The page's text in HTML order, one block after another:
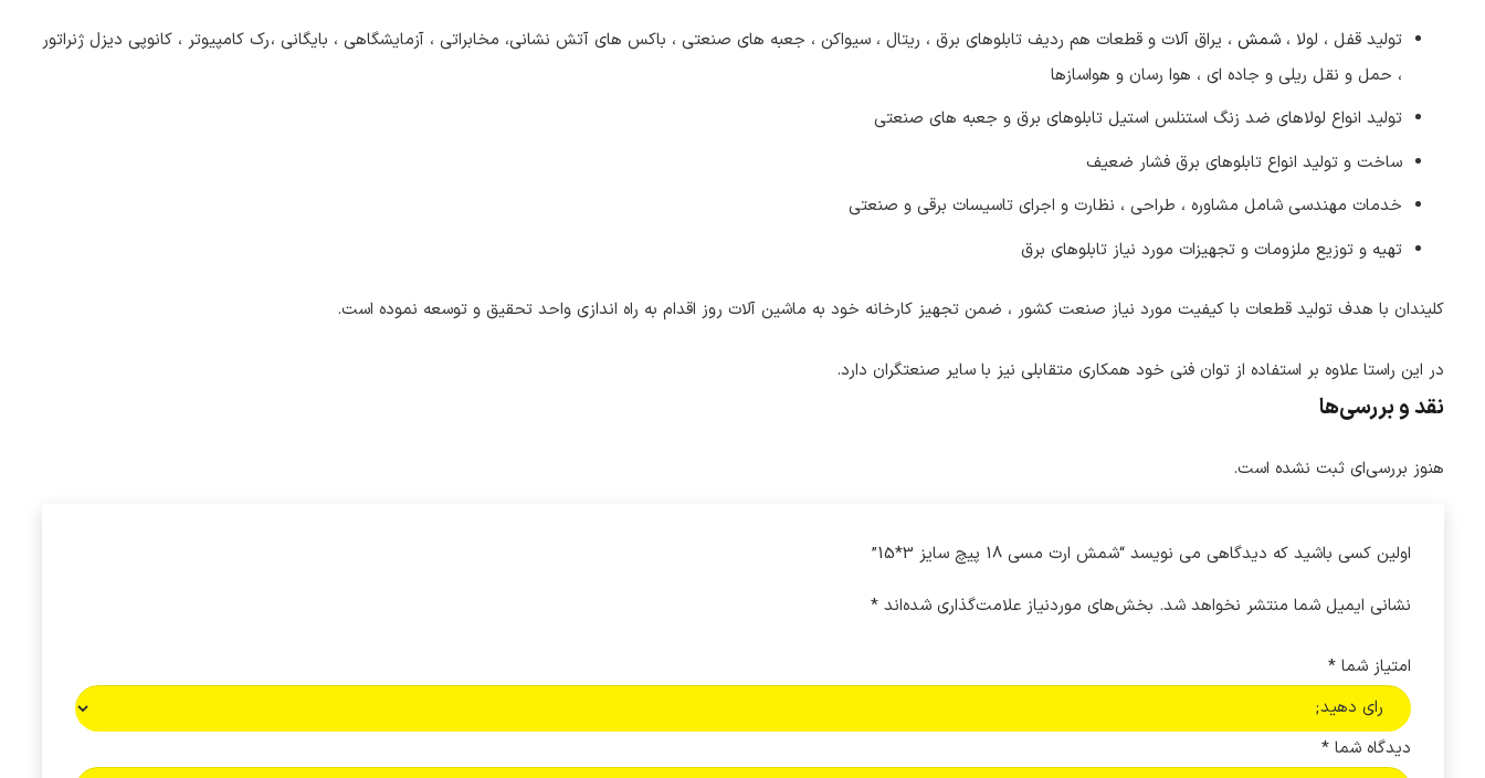
تولید قفل ، لولا ،شمش ، یراق آلات و قطعات هم ردیف تابلوهای برق ، ریتال ، سیواکن ، جعبه های صنعتی ، باکس های آتش نشانی، مخابراتی ، آزمایشگاهی ، بایگانی ،رک کامپیوتر ، کانوپی دیزل ژنراتور
، حمل و نقل ریلی و جاده ای ، هوا رسان و هواسازها
تولید انواع لولاهای ضد زنگ استنلس استیل تابلوهای برق و جعبه های صنعتی
ساخت و تولید انواع تابلوهای برق فشار ضعیف
خدمات مهندسی شامل مشاوره ، طراحی ، نظارت و اجرای تاسیسات برقی و صنعتی
تهیه و توزیع ملزومات و تجهیزات مورد نیاز تابلوهای برق
کلیندان با هدف تولید قطعات با کیفیت مورد نیاز صنعت کشور ، ضمن تجهیز کارخانه خود به ماشین آلات روز اقدام به راه اندازی واحد تحقیق و توسعه نموده است.
در این راستا علاوه بر استفاده از توان فنی خود همکاری متقابلی نیز با سایر صنعتگران دارد.
نقد و بررسی‌ها
هنوز بررسی‌ای ثبت نشده است.
اولین کسی باشید که دیدگاهی می نویسد “شمش ارت مسی 18 پیچ سایز 3*15”
نشانی ایمیل شما منتشر نخواهد شد. بخش‌های موردنیاز علامت‌گذاری شده‌اند*
امتیاز شما*
دیدگاه شما*